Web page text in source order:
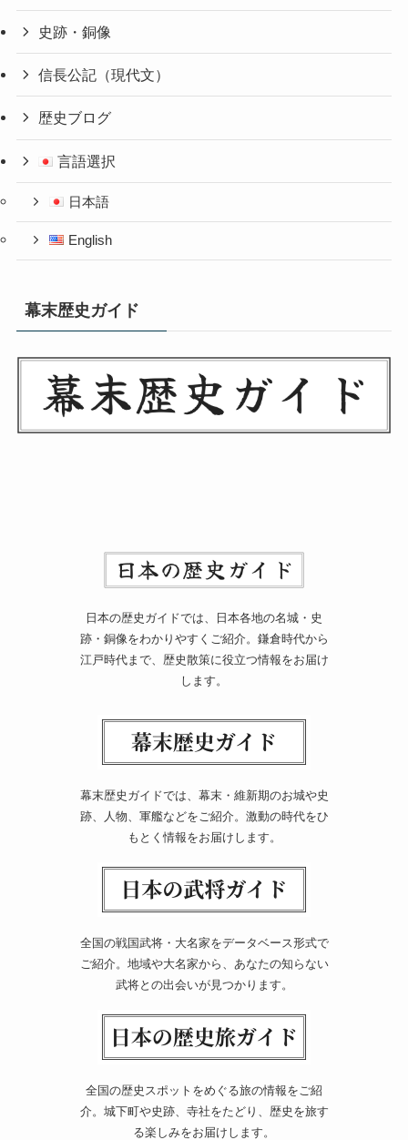
史跡・銅像
信長公記（現代文）
歴史ブログ
言語選択
日本語
English
幕末歴史ガイド
日本の歴史ガイドでは、日本各地の名城・史
跡・銅像をわかりやすくご紹介。鎌倉時代から
江戸時代まで、歴史散策に役立つ情報をお届け
します。
幕末歴史ガイドでは、幕末・維新期のお城や史
跡、人物、軍艦などをご紹介。激動の時代をひ
もとく情報をお届けします。
全国の戦国武将・大名家をデータベース形式で
ご紹介。地域や大名家から、あなたの知らない
武将との出会いが見つかります。
全国の歴史スポットをめぐる旅の情報をご紹
介。城下町や史跡、寺社をたどり、歴史を旅す
る楽しみをお届けします。